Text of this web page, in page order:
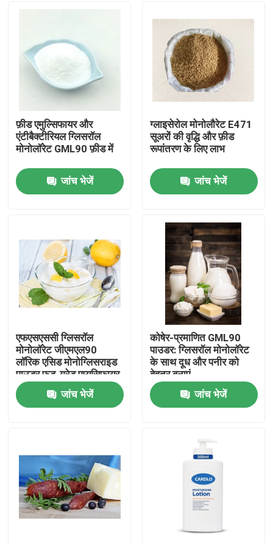
घर
वीडियो
वीआर शो
हमारे बारे में
कारखाना भ्रमण
संपर्क करें
समाचार
फ़ीड एमुल्सिफायर और
एंटीबैक्टीरियल ग्लिसरॉल
मोनोलॉरेट GML90 फ़ीड में
जांच भेजें
ग्लाइसेरोल मोनोलौरेट E471
सूअरों की वृद्धि और फ़ीड
रूपांतरण के लिए लाभ
जांच भेजें
एफएसएससी ग्लिसरॉल
मोनोलॉरेट जीएमएल90
लॉरिक एसिड मोनोग्लिसराइड
पाउडर फूड-ग्रेड एम्यूसिफायर
जांच भेजें
कोषेर-प्रमाणित GML90
पाउडर: ग्लिसरॉल मोनोलॉरेट
के साथ दूध और पनीर को
बेहतर बनाएं
जांच भेजें